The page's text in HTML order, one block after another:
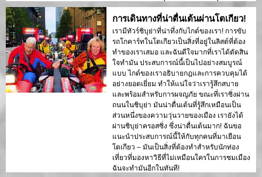
การเดินทางที่น่าตื่นเต้นผ่านโตเกียว!
เรามีทัวร์ชิบุย่าที่น่าทึ่งกับไกด์ของเรา! การขับ
รถโกคาร์ทในโตเกียวเป็นสิ่งที่อยู่ในลิสต์ที่ต้อง
ทำของเราเสมอ และฉันดีใจมากที่เราได้ตัดสิน
ใจทำมัน ประสบการณ์นี้เป็นไปอย่างสมบูรณ์
แบบ ไกด์ของเราอธิบายกฎและการควบคุมได้
อย่างยอดเยี่ยม ทำให้แน่ใจว่าเรารู้สึกสบาย
และพร้อมสำหรับการผจญภัย ขณะที่เราซิ่งผ่าน
ถนนในชิบุย่า มันน่าตื่นเต้นที่รู้สึกเหมือนเป็น
ส่วนหนึ่งของความวุ่นวายของเมือง เรายังได้
ผ่านชิบุย่าครอสซิ่ง ซึ่งน่าตื่นเต้นมาก! ฉันขอ
แนะนำประสบการณ์นี้ให้กับทุกคนที่มาเยือน
โตเกียว – มันเป็นสิ่งที่ต้องทำสำหรับนักท่อง
เที่ยวที่มองหาวิธีที่ไม่เหมือนใครในการชมเมือง
ฉันจะทำมันอีกในทันที!